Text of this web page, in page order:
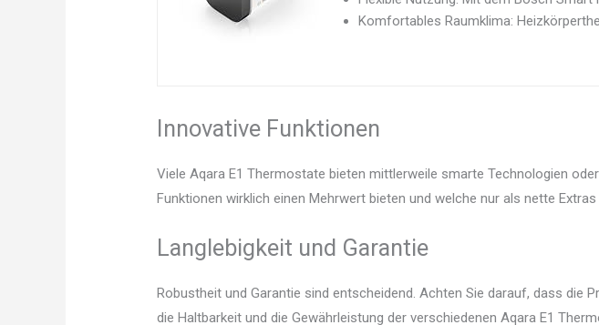
Komfortables Raumklima:
Innovative Funktionen
Viele Aqara E1 Thermostate bieten mittlerweile smarte Technologien
Funktionen wirklich einen Mehrwert bieten und welche nur als nette Extras
Langlebigkeit und Garantie
Robustheit und Garantie sind entscheidend. Achten Sie darauf, dass die
die Haltbarkeit und die Gewährleistung der verschiedenen Aqara E1